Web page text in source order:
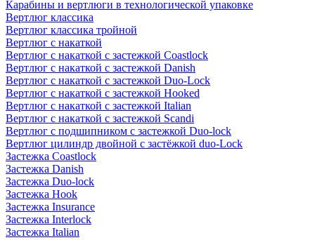
Карабины и вертлюги в технологической упаковке
Вертлюг классика
Вертлюг классика тройной
Вертлюг с накаткой
Вертлюг с накаткой с застежкой Coastlock
Вертлюг с накаткой с застежкой Danish
Вертлюг с накаткой с застежкой Duo-Lock
Вертлюг с накаткой с застежкой Hooked
Вертлюг с накаткой с застежкой Italian
Вертлюг с накаткой с застежкой Scandi
Вертлюг с подшипником с застежкой Duo-lock
Вертлюг цилиндр двойной с застёжкой duo-Lock
Застежка Coastlock
Застежка Danish
Застежка Duo-lock
Застежка Hook
Застежка Insurance
Застежка Interlock
Застежка Italian